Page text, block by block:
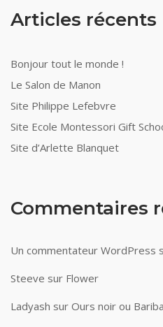
Articles récents
Bonjour tout le monde !
Le Salon de Manon
Site Philippe Lefebvre
Site Ecole Montessori Gift
Site d’Arlette Blanquet
Commentaires
Un commentateur WordPress
Steeve sur Flower
Ladyash sur Ours noir ou